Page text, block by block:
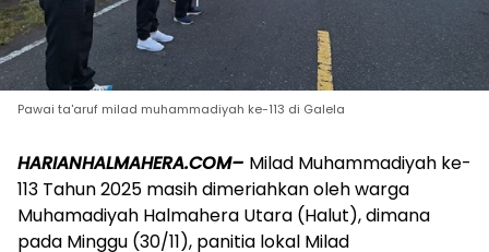
Pawai ta'aruf milad muhammadiyah ke-113 di Galela
HARIANHALMAHERA.COM– Milad Muhammadiyah ke-
113 Tahun 2025 masih dimeriahkan oleh warga
Muhamadiyah Halmahera Utara (Halut), dimana
pada Minggu (30/11), panitia lokal Milad